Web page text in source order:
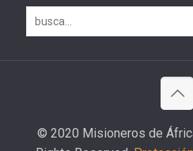
© 2020 Misioneros de